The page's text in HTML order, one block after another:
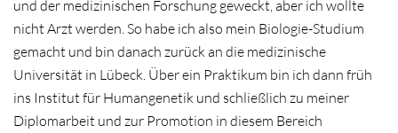
und der medizinischen Forschung geweckt, aber ich wollte
nicht Arzt werden. So habe ich also mein Biologie-Studium
gemacht und bin danach zurück an die medizinische
Universität in Lübeck. Über ein Praktikum bin ich dann früh
ins Institut für Humangenetik und schließlich zu meiner
Diplomarbeit und zur Promotion in diesem Bereich